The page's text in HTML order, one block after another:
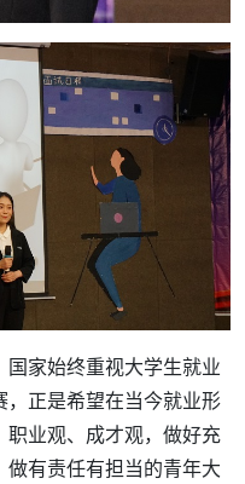
家始终重视大学生就业
正是希望在当今就业形
业观、成才观，做好充
有责任有担当的青年大